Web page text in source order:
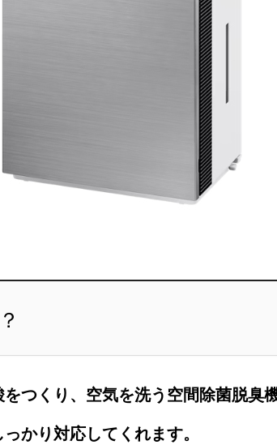
つくり、空気を洗う空間除菌脱臭
かり対応してくれます。